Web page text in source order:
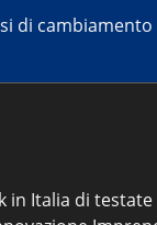
di cambiamento
in Italia di